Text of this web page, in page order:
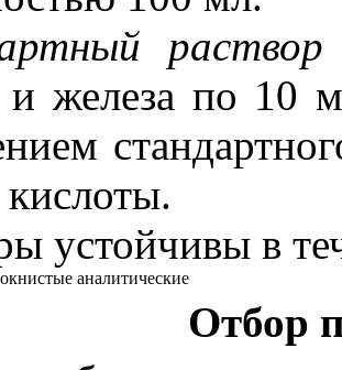
и железа по 10
устойчивы в
книстые аналитические
Отбор